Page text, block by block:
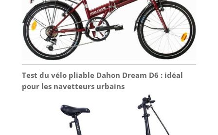
Test du vélo pliable Dahon Dream D6 : idéal
pour les navetteurs urbains